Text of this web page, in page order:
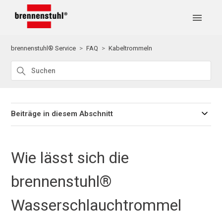
brennenstuhl® Service FAQ Kabeltrommeln
Beiträge in diesem Abschnitt
Wie lässt sich die
brennenstuhl®
Wasserschlauchtrommel